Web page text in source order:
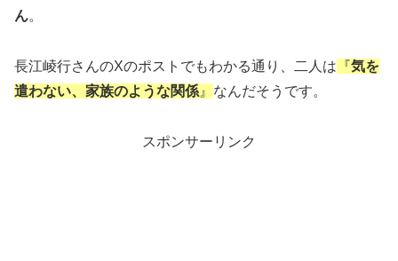
ん。
長江崚行さんのXのポストでもわかる通り、二人は 『気を
遣わない、家族のような関係 』 なんだそうです。
スポンサーリンク